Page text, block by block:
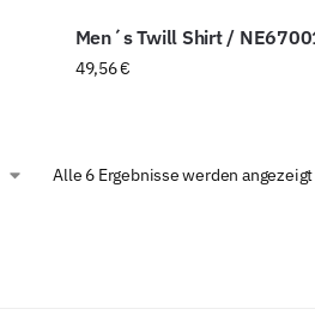
Men´s Twill Shirt /
49,56€
Alle 6 Ergebnisse werden angezeigt